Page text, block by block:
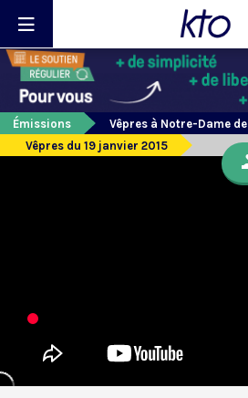
Émissions
Vêpres à Notre-Dame
Vêpres du 19 janvier 2015